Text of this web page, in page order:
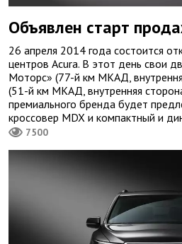
Объявлен старт
26 апреля 2014 года состоится
центров Acura. В этот день свои
Моторс» (77-й км МКАД,
(51-й км МКАД, внутренняя
премиального бренда будет
кроссовер MDX и компактный и
7500